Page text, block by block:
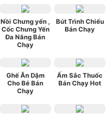
Nồi Chưng yến ,
Cốc Chưng Yến
Đa Năng Bán
Chạy
Bút Trình Chiếu
Bán Chạy
Ghế Ăn Dặm
Cho Bé Bán
Chạy
Ấm Sắc Thuốc
Bán Chạy Hot